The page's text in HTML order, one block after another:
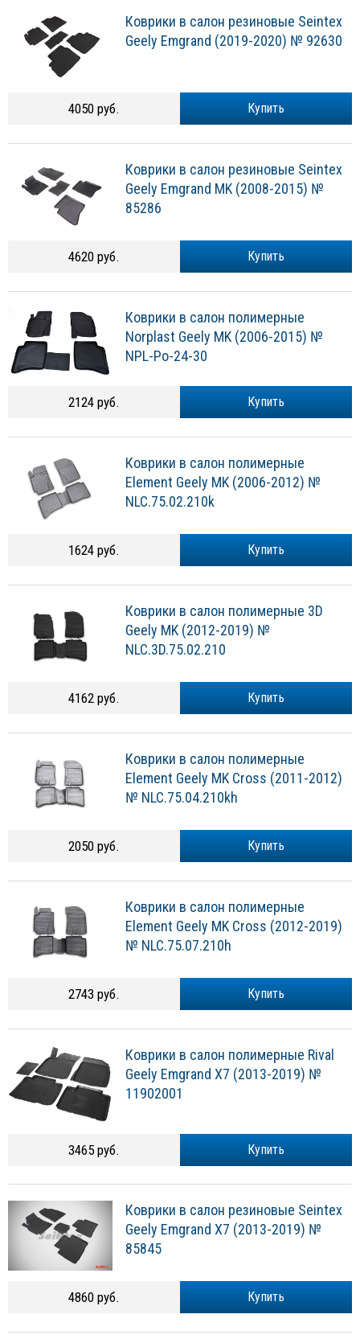
Коврики в cалон резиновые Seintex
Geely Emgrand (2019-2020) № 92630
Купить
4050 руб.
Коврики в салон резиновые Seintex
Geely Emgrand MK (2008-2015) №
85286
Купить
4620 руб.
Коврики в салон полимерные
Norplast Geely MK (2006-2015) №
NPL-Po-24-30
Купить
2124 руб.
Коврики в салон полимерные
Element Geely MK (2006-2012) №
NLC.75.02.210k
Купить
1624 руб.
Коврики в салон полимерные 3D
Geely MK (2012-2019) №
NLC.3D.75.02.210
Купить
4162 руб.
Коврики в салон полимерные
Element Geely MK Cross (2011-2012)
№ NLC.75.04.210kh
Купить
2050 руб.
Коврики в салон полимерные
Element Geely MK Cross (2012-2019)
№ NLC.75.07.210h
Купить
2743 руб.
Коврики в салон полимерные Rival
Geely Emgrand X7 (2013-2019) №
11902001
Купить
3465 руб.
Коврики в салон резиновые Seintex
Geely Emgrand X7 (2013-2019) №
85845
Купить
4860 руб.